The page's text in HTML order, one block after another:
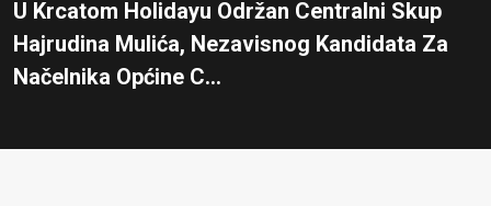
U Krcatom Holidayu Održan Centralni Skup
Hajrudina Mulića, Nezavisnog Kandidata Za
Načelnika Općine C...